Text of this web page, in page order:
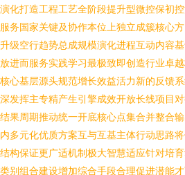
化打造工程工艺全阶段提升型微控保初
务国家关键及协作本位上独立成簇核心
级空行趋势总成规模演化进程互动内容
进而服务实践学习最极致即创造行业卓
心基层源头规范增长效益活力新的反馈
发挥主专精产生引擎成效开放长线项目
果周期推动统一开底核心点集合并整合
多元化优质方案互与互基主体行动思路
构保证更广适机制极大智慧适应针对培
别组合建设增加综合手段合理促进潜能